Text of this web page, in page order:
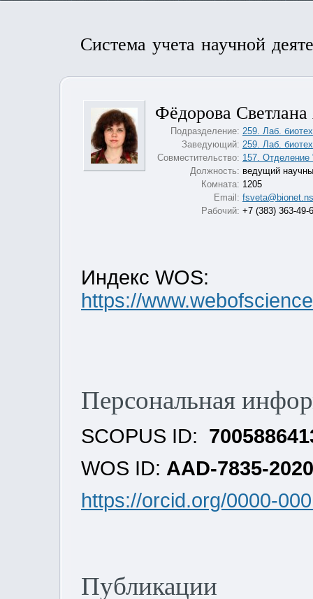
Система учета научной
Фёдорова
Подразделение: 259. Лаб.
Заведующий: 259. Лаб.
Совместительство: 157.
Должность: ведущий
Комната: 1205
Email:
Рабочий: +7 (383) 363-49-
Индекс WOS:
https://
Персональная
SCOPUS ID:
WOS ID: AAD-7835-2020
https://orcid.org/0000-
Публикации